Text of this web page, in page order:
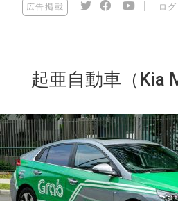
広告掲載 ロ
起亜自動車（Kia